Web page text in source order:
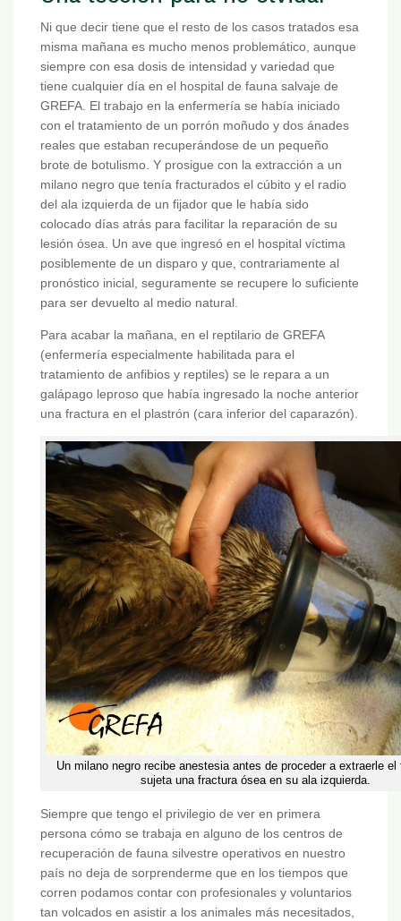
Ni que decir tiene que el resto de los casos tratados esa
misma mañana es mucho menos problemático, aunque
siempre con esa dosis de intensidad y variedad que
tiene cualquier día en el hospital de fauna salvaje de
GREFA. El trabajo en la enfermería se había iniciado
con el tratamiento de un porrón moñudo y dos ánades
reales que estaban recuperándose de un pequeño
brote de botulismo. Y prosigue con la extracción a un
milano negro que tenía fracturados el cúbito y el radio
del ala izquierda de un fijador que le había sido
colocado días atrás para facilitar la reparación de su
lesión ósea. Un ave que ingresó en el hospital víctima
posiblemente de un disparo y que, contrariamente al
pronóstico inicial, seguramente se recupere lo suficiente
para ser devuelto al medio natural.
Para acabar la mañana, en el reptilario de GREFA
(enfermería especialmente habilitada para el
tratamiento de anfibios y reptiles) se le repara a un
galápago leproso que había ingresado la noche anterior
una fractura en el plastrón (cara inferior del caparazón).
Un milano negro recibe anestesia antes de proceder a extraerle el
sujeta una fractura ósea en su ala izquierda.
Siempre que tengo el privilegio de ver en primera
persona cómo se trabaja en alguno de los centros de
recuperación de fauna silvestre operativos en nuestro
país no deja de sorprenderme que en los tiempos que
corren podamos contar con profesionales y voluntarios
tan volcados en asistir a los animales más necesitados,